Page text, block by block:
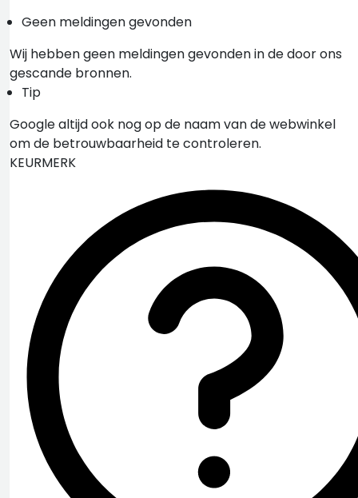
Geen meldingen gevonden
Wij hebben geen meldingen gevonden in de door ons
gescande bronnen.
Tip
Google altijd ook nog op de naam van de webwinkel
om de betrouwbaarheid te controleren.
KEURMERK